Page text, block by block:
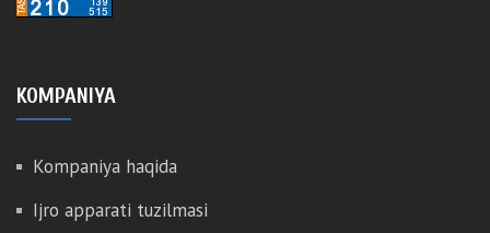
KOMPANIYA
Kompaniya haqida
Ijro apparati tuzilmasi